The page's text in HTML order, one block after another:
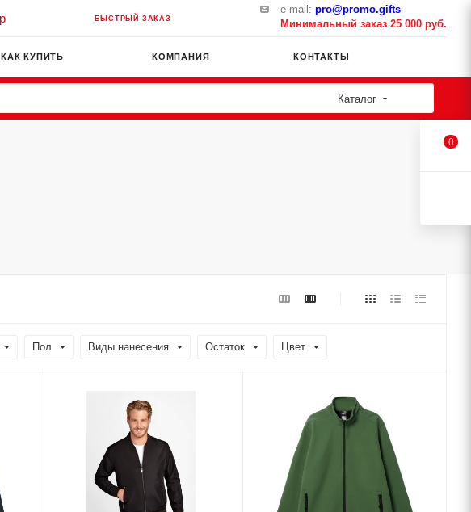
БЫСТРЫЙ ЗАКАЗ
e-mail: pro@promo.gifts
Минимальный заказ 25 000 руб.
КАК КУПИТЬ КОМПАНИЯ КОНТАКТЫ
Каталог
Пол Виды нанесения Остаток Цвет
0